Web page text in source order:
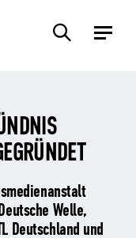
Welle,
Deutschland und